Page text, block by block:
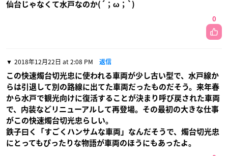
仙台じゃなくて水戸なのか(´；ω；`)
0
2018年12月22日 at 2:08 PM 返信
この快速燭台切光忠に使われる車両が少し古い型で、水戸線か
らは引退して別の路線に出てた車両だったものだそう。来年春
から水戸で観光向けに復活することが決まり呼び戻された車両
で、内装などリニューアルして再登場。その最初の大きな仕事
がこの快速燭台切光忠らしい。
鉄子曰く「すごくハンサムな車両」なんだそうで、燭台切光忠
にとってもぴったりな物語が車両のほうにもあったよ。